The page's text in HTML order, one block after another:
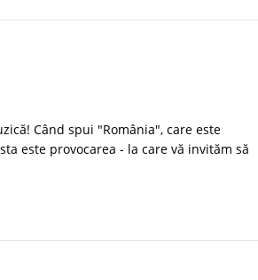
Când spui "România", care este
este provocarea - la care vă invităm să